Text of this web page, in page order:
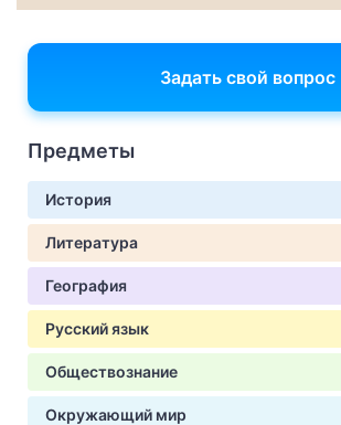
Задать свой вопрос
Предметы
История
Литература
География
Русский язык
Обществознание
Окружающий мир